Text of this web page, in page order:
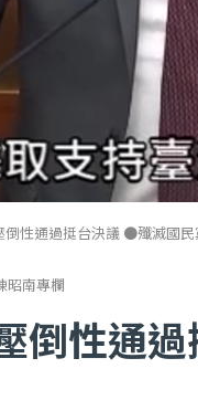
倒性通過挺台決議 ●殲滅國
昭南專欄
倒性通